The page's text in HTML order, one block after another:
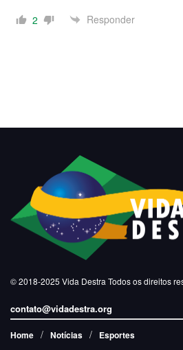
2
Responder
© 2018-2025 Vida DestraTodos os direitos
contato@vidadestra.org
Home Notícias Esportes